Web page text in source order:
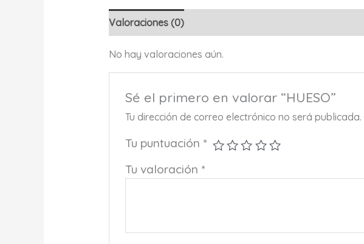
Valoraciones (0)
No hay valoraciones aún.
Sé el primero en valorar “HUESO”
Tu dirección de correo electrónico no será publicada.
Tu puntuación *
Tu valoración *